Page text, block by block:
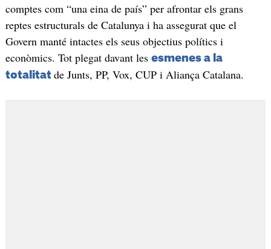
comptes com “una eina de país” per afrontar els grans
reptes estructurals de Catalunya i ha assegurat que el
Govern manté intactes els seus objectius polítics i
econòmics. Tot plegat davant les esmenes a la
totalitat de Junts, PP, Vox, CUP i Aliança Catalana.